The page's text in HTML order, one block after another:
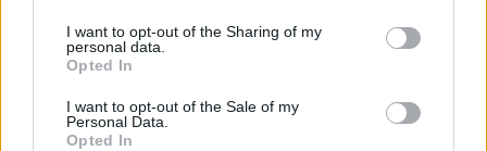
I want to opt-out of the Sharing of my
personal data.
Opted In
I want to opt-out of the Sale of my
Personal Data.
Opted In
Patrick Sébastien dévoile ses volontés pour son enterrement
Bébé : un nouveau vaccin français contre la bronchiolite